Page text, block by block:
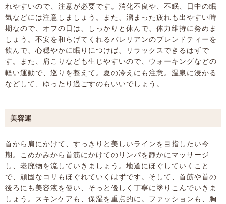
れやすいので、注意が必要です。消化不良や、不眠、日中の眠
気などには注意しましょう。また、溜まった疲れも出やすい時
期なので、オフの日は、しっかりと休んで、体力維持に努めま
しょう。不安を和らげてくれるバレリアンのブレンドティーを
飲んで、心穏やかに眠りにつけば、リラックスできるはずで
す。また、肩こりなども生じやすいので、ウォーキングなどの
軽い運動で、巡りを整えて。夏の冷えにも注意。温泉に浸かる
などして、ゆったり過ごすのもいいでしょう。
美容運
首から肩にかけて、すっきりと美しいラインを目指したい今
期。こめかみから首筋にかけてのリンパを静かにマッサージ
し、老廃物を流していきましょう。地道にほぐしていくこと
で、頑固なコリもほぐれていくはずです。そして、首筋や首の
後ろにも美容液を使い、そっと優しく丁寧に塗りこんでいきま
しょう。スキンケアも、保湿を重点的に。ファッションも、胸